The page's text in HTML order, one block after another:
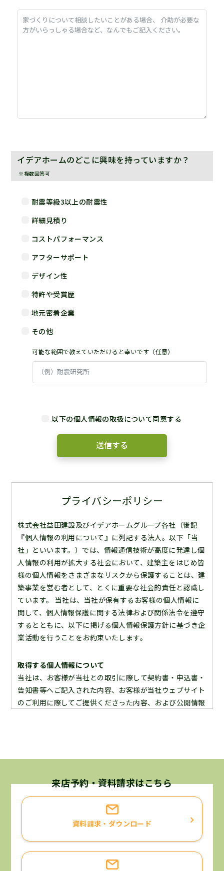
イデアホームのどこに興味を持っていますか？
※複数回答可
耐震等級3以上の耐震性
詳細見積り
コストパフォーマンス
アフターサポート
デザイン性
特許や受賞歴
地元密着企業
その他
可能な範囲で教えていただけると幸いです（任意）
以下の個人情報の取扱について同意する
プライバシーポリシー
株式会社益田建設及びイデアホームグループ各社（後記
『個人情報の利用について』に列記する法人。以下「当
社」といいます。）では、情報通信技術が高度に発達し個
人情報の利用が拡大する社会において、建築主をはじめ皆
様の個人情報をさまざまなリスクから保護することは、建
築事業を営む者として、とくに重要な社会的責任と認識し
ています。 当社は、当社が保有するお客様の個人情報に
関して、個人情報保護に関する法律および関係法令を遵守
するとともに、以下に掲げる個人情報保護方針に基づき企
業活動を行うことをお約束いたします。
取得する個人情報について
当社は、お客様が当社との取引に際して契約書・申込書・
告知書等へご記入された内容、お客様が当社ウェブサイト
のご利用に際してご提供くださった内容、および公開情報
当社が保有するお客様の個人情報は、次に挙げる利用目的
お客様と当社との契約に基づく責務を果たすため。
お客様へ当社の商品・サービスについての情報をご提供す
るため。
お客様がご請求された資料・カタログ等をお届けするた
来店予約・資料請求はこちら
資料請求・ダウンロード